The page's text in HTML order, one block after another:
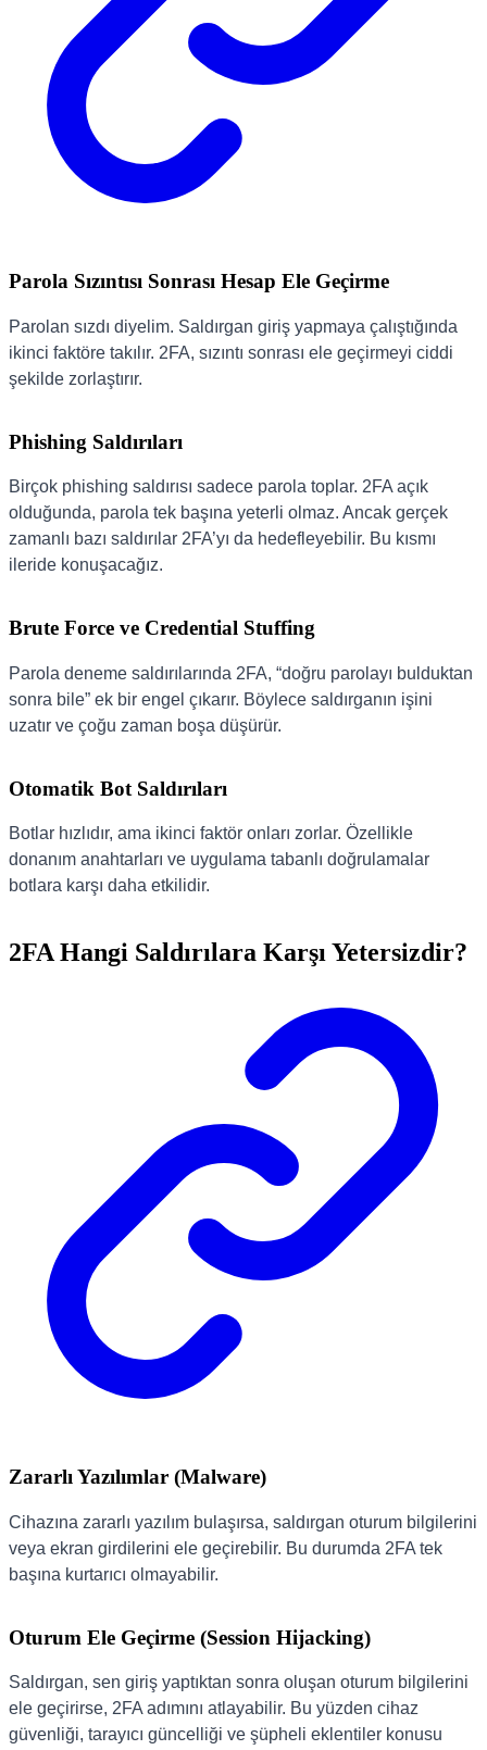
Parola Sızıntısı Sonrası Hesap Ele Geçirme
Parolan sızdı diyelim. Saldırgan giriş yapmaya çalıştığında
ikinci faktöre takılır. 2FA, sızıntı sonrası ele geçirmeyi ciddi
şekilde zorlaştırır.
Phishing Saldırıları
Birçok phishing saldırısı sadece parola toplar. 2FA açık
olduğunda, parola tek başına yeterli olmaz. Ancak gerçek
zamanlı bazı saldırılar 2FA’yı da hedefleyebilir. Bu kısmı
ileride konuşacağız.
Brute Force ve Credential Stuffing
Parola deneme saldırılarında 2FA, “doğru parolayı bulduktan
sonra bile” ek bir engel çıkarır. Böylece saldırganın işini
uzatır ve çoğu zaman boşa düşürür.
Otomatik Bot Saldırıları
Botlar hızlıdır, ama ikinci faktör onları zorlar. Özellikle
donanım anahtarları ve uygulama tabanlı doğrulamalar
botlara karşı daha etkilidir.
2FA Hangi Saldırılara Karşı Yetersizdir?
Zararlı Yazılımlar (Malware)
Cihazına zararlı yazılım bulaşırsa, saldırgan oturum bilgilerini
veya ekran girdilerini ele geçirebilir. Bu durumda 2FA tek
başına kurtarıcı olmayabilir.
Oturum Ele Geçirme (Session Hijacking)
Saldırgan, sen giriş yaptıktan sonra oluşan oturum bilgilerini
ele geçirirse, 2FA adımını atlayabilir. Bu yüzden cihaz
güvenliği, tarayıcı güncelliği ve şüpheli eklentiler konusu